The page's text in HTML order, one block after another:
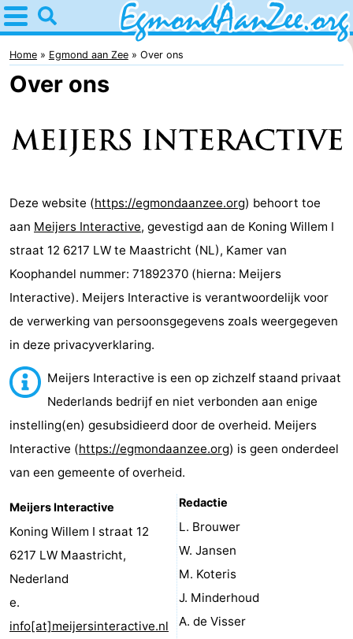
Home
Egmond
aan
Tips
Noordhollands
duinreservaat
Overnachten
Appartementen
-
De
Graaf
van
Egmont
-
Landgoed
Huize
-
Zeeparel
Bed
breakfasts)
Campings
Hotels
Vakantiehuizen
-
Buiten
Bergen
-
De
Woudhoeve
-
Duinpark
-
Home Egmond aan Zee Over ons
Over ons
Deze website (https://egmondaanzee.org) behoort toe
aan Meijers Interactive, gevestigd aan de Koning Willem I
straat 12 6217 LW te Maastricht (NL), Kamer van
Koophandel nummer: 71892370 (hierna: Meijers
Interactive). Meijers Interactive is verantwoordelijk voor
de verwerking van persoonsgegevens zoals weergegeven
in deze privacyverklaring.
Meijers Interactive is een op zichzelf staand privaat
Nederlands bedrijf en niet verbonden aan enige
instelling(en) gesubsidieerd door de overheid. Meijers
Interactive (https://egmondaanzee.org) is geen onderdeel
van een gemeente of overheid.
Meijers Interactive
Koning Willem I straat 12
6217 LW Maastricht,
Nederland
e.
info[at]meijersinteractive.nl
Redactie
L. Brouwer
W. Jansen
M. Koteris
J. Minderhoud
A. de Visser